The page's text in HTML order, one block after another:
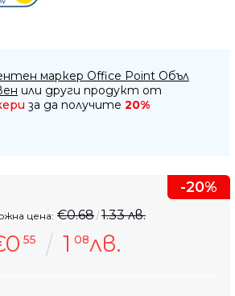
-20%
55 1 08лв.
цена: €0.68 1.33 лв.
маркер Office Point Объл
или други продукт от
за да получите 20%